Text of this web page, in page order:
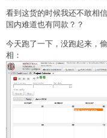
看到这货的时候我还不敢相
国内难道也有同款？？
今天跑了一下，没跑起来，
相：